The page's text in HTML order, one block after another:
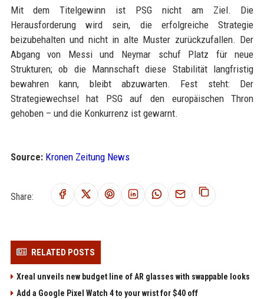
Mit dem Titelgewinn ist PSG nicht am Ziel. Die
Herausforderung wird sein, die erfolgreiche Strategie
beizubehalten und nicht in alte Muster zurückzufallen. Der
Abgang von Messi und Neymar schuf Platz für neue
Strukturen; ob die Mannschaft diese Stabilität langfristig
bewahren kann, bleibt abzuwarten. Fest steht: Der
Strategiewechsel hat PSG auf den europäischen Thron
gehoben – und die Konkurrenz ist gewarnt.
Source: Kronen Zeitung News
Share:
RELATED POSTS
Xreal unveils new budget line of AR glasses with swappable looks
Add a Google Pixel Watch 4 to your wrist for $40 off